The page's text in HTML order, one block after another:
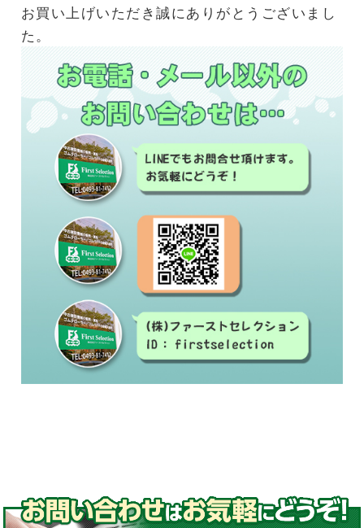
お買い上げいただき誠にありがとうございまし
た。